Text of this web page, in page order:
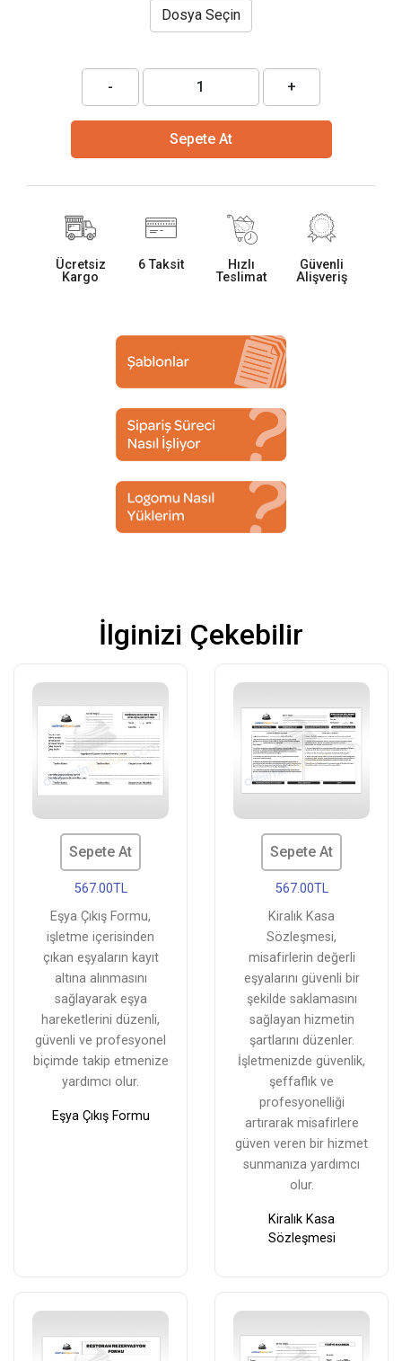
Dosya Seçin
- +
Sepete At
Ücretsiz
Kargo
6 Taksit
Hızlı
Teslimat
Güvenli
Alişveriş
İlginizi Çekebilir
Sepete At
567.00TL
Eşya Çıkış Formu,
işletme içerisinden
çıkan eşyaların kayıt
altına alınmasını
sağlayarak eşya
hareketlerini düzenli,
güvenli ve profesyonel
biçimde takip etmenize
yardımcı olur.
Eşya Çıkış Formu
Sepete At
567.00TL
Kiralık Kasa
Sözleşmesi,
misafirlerin değerli
eşyalarını güvenli bir
şekilde saklamasını
sağlayan hizmetin
şartlarını düzenler.
İşletmenizde güvenlik,
şeffaflık ve
profesyonelliği
artırarak misafirlere
güven veren bir hizmet
sunmanıza yardımcı
olur.
Kiralık Kasa
Sözleşmesi